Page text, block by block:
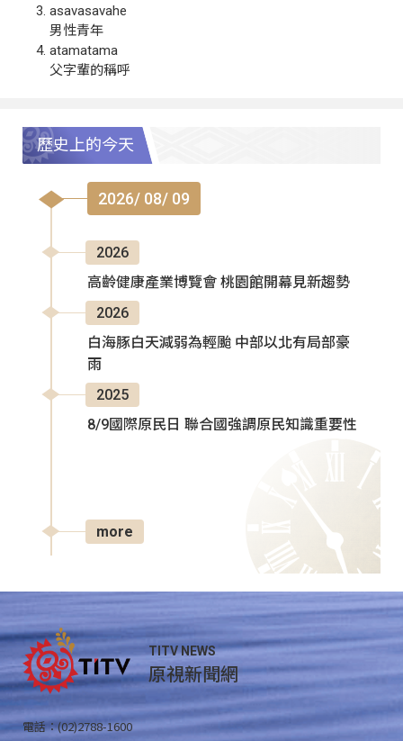
asavasavahe
男性青年
atamatama
父字輩的稱呼
歷史上的今天
2026/ 08/ 09
2026
高齡健康產業博覽會 桃園館開幕見新趨勢
2026
白海豚白天減弱為輕颱 中部以北有局部豪
雨
2025
8/9國際原民日 聯合國強調原民知識重要性
more
TITV NEWS
原視新聞網
電話：(02)2788-1600